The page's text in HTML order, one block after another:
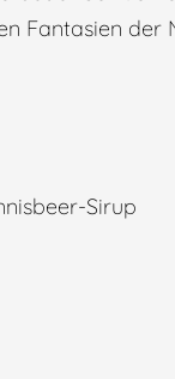
Fantasien der
Sirup